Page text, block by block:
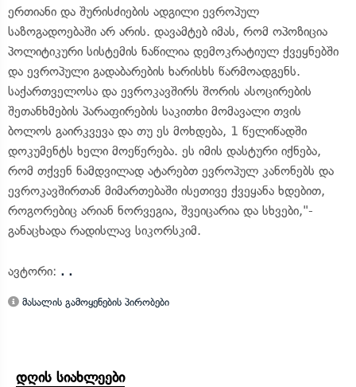
ერთიანი და შურისძიების ადგილი ევროპულ
საზოგადოებაში არ არის. დავამტებ იმას, რომ ოპოზიცია
პოლიტიკური სისტემის ნაწილია დემოკრატიულ ქვეყნებში
და ევროპული გადაბარების ხარისხს წარმოადგენს.
საქართველოსა და ევროკავშირს შორის ასოცირების
შეთანხმების პარაფირების საკითხი მომავალი თვის
ბოლოს გაირკვევა და თუ ეს მოხდება, 1 წელიწადში
დოკუმენტს ხელი მოეწერება. ეს იმის დასტური იქნება,
რომ თქვენ ნამდვილად ატარებთ ევროპულ კანონებს და
ევროკავშირთან მიმართებაში ისეთივე ქვეყანა ხდებით,
როგორებიც არიან ნორვეგია, შვეიცარია და სხვები,"-
განაცხადა რადისლავ სიკორსკიმ.
ავტორი: . .
მასალის გამოყენების პირობები
დღის სიახლეები